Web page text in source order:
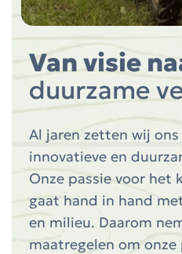
Van visie
duurzame
Al jaren zetten wij ons
innovatieve en
Onze passie voor het
gaat hand in hand
en milieu. Daarom
maatregelen om